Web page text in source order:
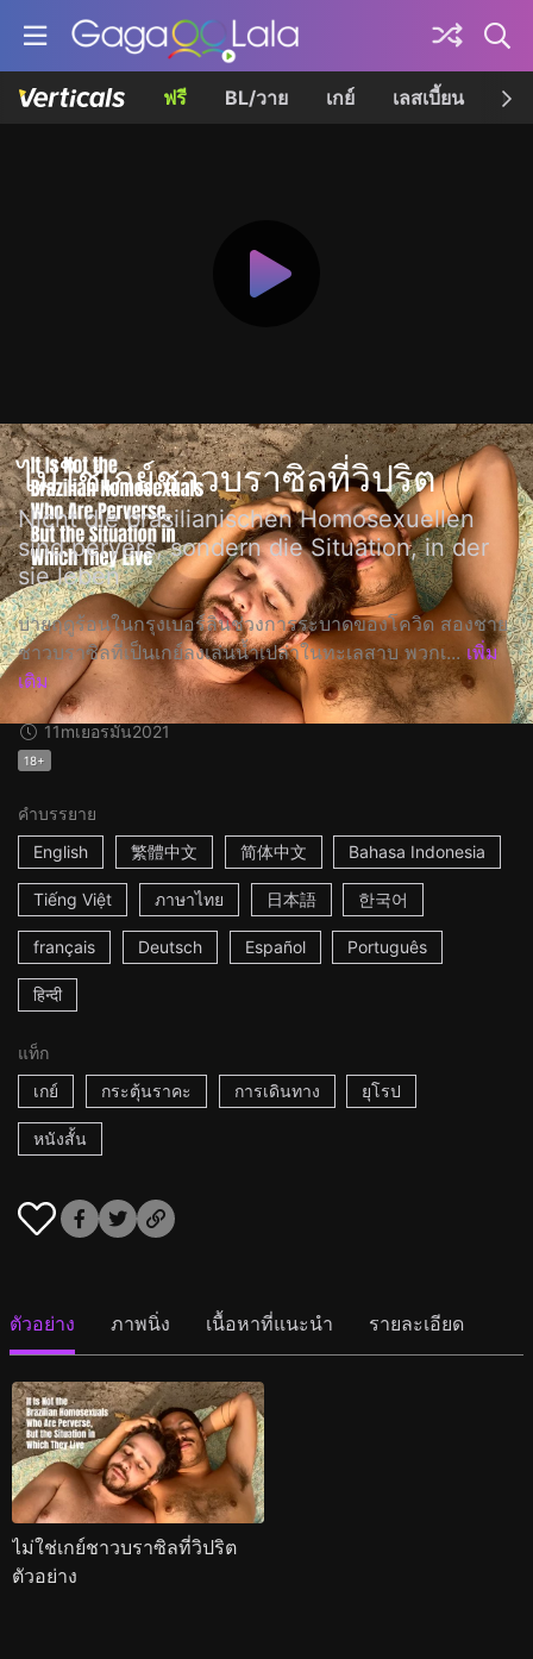
ฟรี BL/วาย เกย์ เลสเบี้ยน เค
ไม่ใช่เกย์ชาวบราซิลที่วิปริต
Nicht die brasilianischen Homosexuellen
sind pervers, sondern die Situation, in der
sie leben
บ่ายฤดูร้อนในกรุงเบอร์ลินช่วงการระบาดของโควิด สองชาย
ชาวบราซิลที่เป็นเกย์ลงเล่นน้ำเปล่าในทะเลสาบ พวกเ... เพิ่ม
เติม
11mเยอรมัน2021
18+
คำบรรยาย
English
繁體中文 简体中文 Bahasa Indonesia
Tiếng Việt ภาษาไทย 日本語 한국어
français Deutsch Español Português
हिन्दी
แท็ก
เกย์
กระตุ้นราคะ การเดินทาง ยุโรป
หนังสั้น
ตัวอย่าง ภาพนิ่ง เนื้อหาที่แนะนำ รายละเอียด
ไม่ใช่เกย์ชาวบราซิลที่วิปริต
ตัวอย่าง